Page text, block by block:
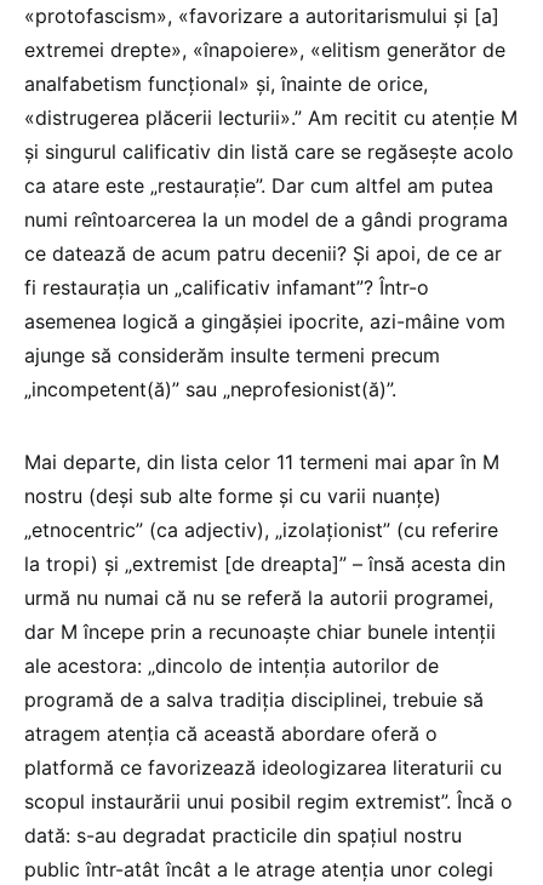
«protofascism», «favorizare a autoritarismului și [a]
extremei drepte», «înapoiere», «elitism generător de
analfabetism funcțional» și, înainte de orice,
«distrugerea plăcerii lecturii».” Am recitit cu atenție M
și singurul calificativ din listă care se regăsește acolo
ca atare este „restaurație”. Dar cum altfel am putea
numi reîntoarcerea la un model de a gândi programa
ce datează de acum patru decenii? Și apoi, de ce ar
fi restaurația un „calificativ infamant”? Într-o
asemenea logică a gingășiei ipocrite, azi-mâine vom
ajunge să considerăm insulte termeni precum
„incompetent(ă)” sau „neprofesionist(ă)”.
Mai departe, din lista celor 11 termeni mai apar în M
nostru (deși sub alte forme și cu varii nuanțe)
„etnocentric” (ca adjectiv), „izolaționist” (cu referire
la tropi) și „extremist [de dreapta]” – însă acesta din
urmă nu numai că nu se referă la autorii programei,
dar M începe prin a recunoaște chiar bunele intenții
ale acestora: „dincolo de intenția autorilor de
programă de a salva tradiția disciplinei, trebuie să
atragem atenția că această abordare oferă o
platformă ce favorizează ideologizarea literaturii cu
scopul instaurării unui posibil regim extremist”. Încă o
dată: s-au degradat practicile din spațiul nostru
public într-atât încât a le atrage atenția unor colegi